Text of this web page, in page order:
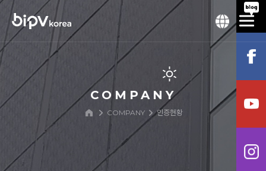
COMPANY
COMPANY 인증현황